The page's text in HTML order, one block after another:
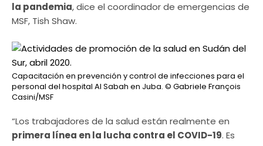
la pandemia, dice el coordinador de emergencias de
MSF, Tish Shaw.
Capacitación en prevención y control de infecciones para el
personal del hospital Al Sabah en Juba. © Gabriele François
Casini/MSF
“Los trabajadores de la salud están realmente en
primera línea en la lucha contra el COVID-19. Es